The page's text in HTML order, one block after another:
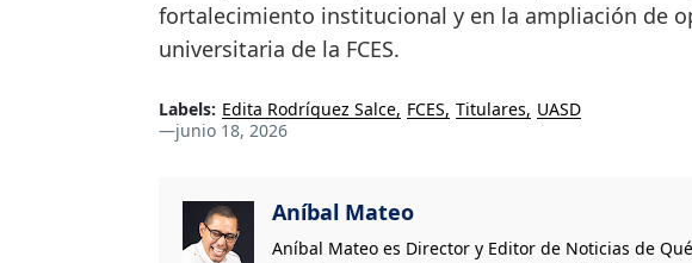
fortalecimiento institucional y en la ampliación de
universitaria de la FCES.
Labels: Edita Rodríguez Salce FCES Titulares UASD
—junio 18, 2026
Aníbal Mateo
Aníbal Mateo es Director y Editor de Noticias de